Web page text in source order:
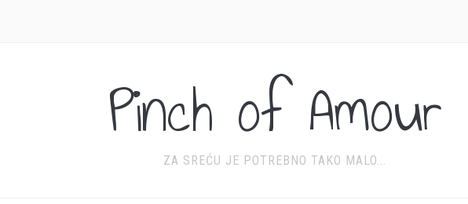
Pinch of Amour
ZA SREĆU JE POTREBNO TAKO MALO...